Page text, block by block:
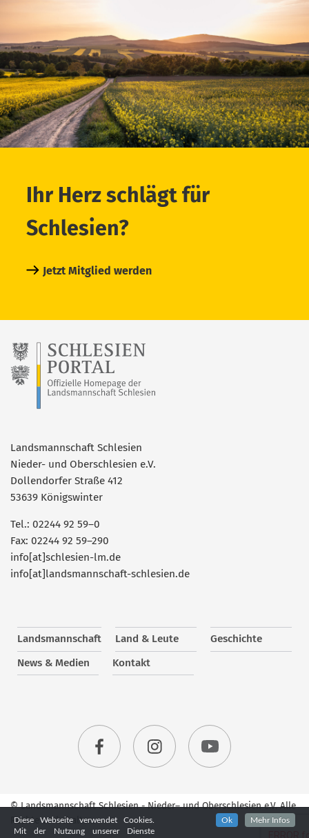
Ihr Herz schlägt für
Schlesien?
Jetzt Mitglied werden
Landsmannschaft Schlesien
Nieder- und Oberschlesien e.V.
Dollendorfer Straße 412
53639 Königswinter
Tel.: 02244 92 59–0
Fax: 02244 92 59–290
info[at]schlesien-lm.de
info[at]landsmannschaft-schlesien.de
Landsmannschaft Land & Leute
Geschichte
News & Medien
Kontakt
© Landsmannschaft Schlesien - Nieder– und Oberschlesien e.V. Alle
Rechte vorbehalten.
Diese Webseite verwendet Cookies.
Mit der Nutzung unserer Dienste
Ok Mehr Infos